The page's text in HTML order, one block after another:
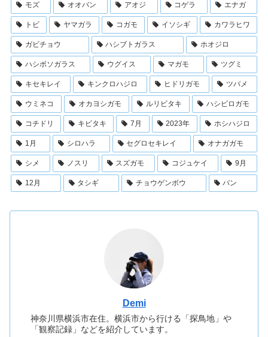
モズ オオバン アオジ コゲラ エナガ
トビ ヤマガラ コガモ イソシギ カワラヒワ
ガビチョウ ハシブトガラス ホオジロ
ハシボソガラス ウグイス マガモ ツグミ
キセキレイ キンクロハジロ ヒドリガモ ツバメ
ウミネコ オカヨシガモ ルリビタキ ハシビロガモ
コチドリ キビタキ 7月 2023年 ホシハジロ
1月 シロハラ セグロセキレイ オナガガモ
シメ ノスリ スズガモ コジュケイ 9月
12月 タシギ チョウゲンボウ バン
Demi
神奈川県横浜市在住。横浜市から行ける「探鳥地」や
「観察記録」などを紹介しています。